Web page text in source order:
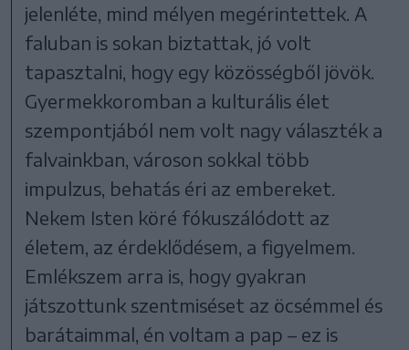
jelenléte, mind mélyen megérintettek. A
faluban is sokan biztattak, jó volt
tapasztalni, hogy egy közösségből jövök.
Gyermekkoromban a kulturális élet
szempontjából nem volt nagy választék a
falvainkban, városon sokkal több
impulzus, behatás éri az embereket.
Nekem Isten köré fókuszálódott az
életem, az érdeklődésem, a figyelmem.
Emlékszem arra is, hogy gyakran
játszottunk szentmiséset az öcsémmel és
barátaimmal, én voltam a pap – ez is